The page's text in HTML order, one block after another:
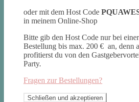
oder mit dem Host Code
in meinem Online-Shop
Bitte gib den Host Code nur bei einer
Bestellung bis max. 200 € an, denn
profitierst du von den
Party.
Fragen zur Bestellungen?